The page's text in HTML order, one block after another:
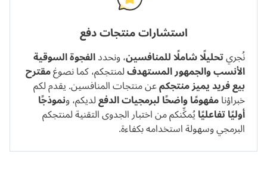
استشارات منتجات دفع
نُجريتحليلًا شاملًا للمنافسين، ونحددالفجوة السوقية
الأنسب والجمهور المستهدفلمنتجكم، كما نصوغمقترح
بيع فريد يميز منتجكمعن منتجات المنافسين. يقدم لكم
خبراؤنامفهومًا واضحًا لبرمجيات الدفعلديكم، ونموذجًا
أوليًا تفاعليًايُمكِّنكم من اختبار الجدوى التقنية لمنتجكم
البرمجي وسهولة استخدامه بكفاءة.